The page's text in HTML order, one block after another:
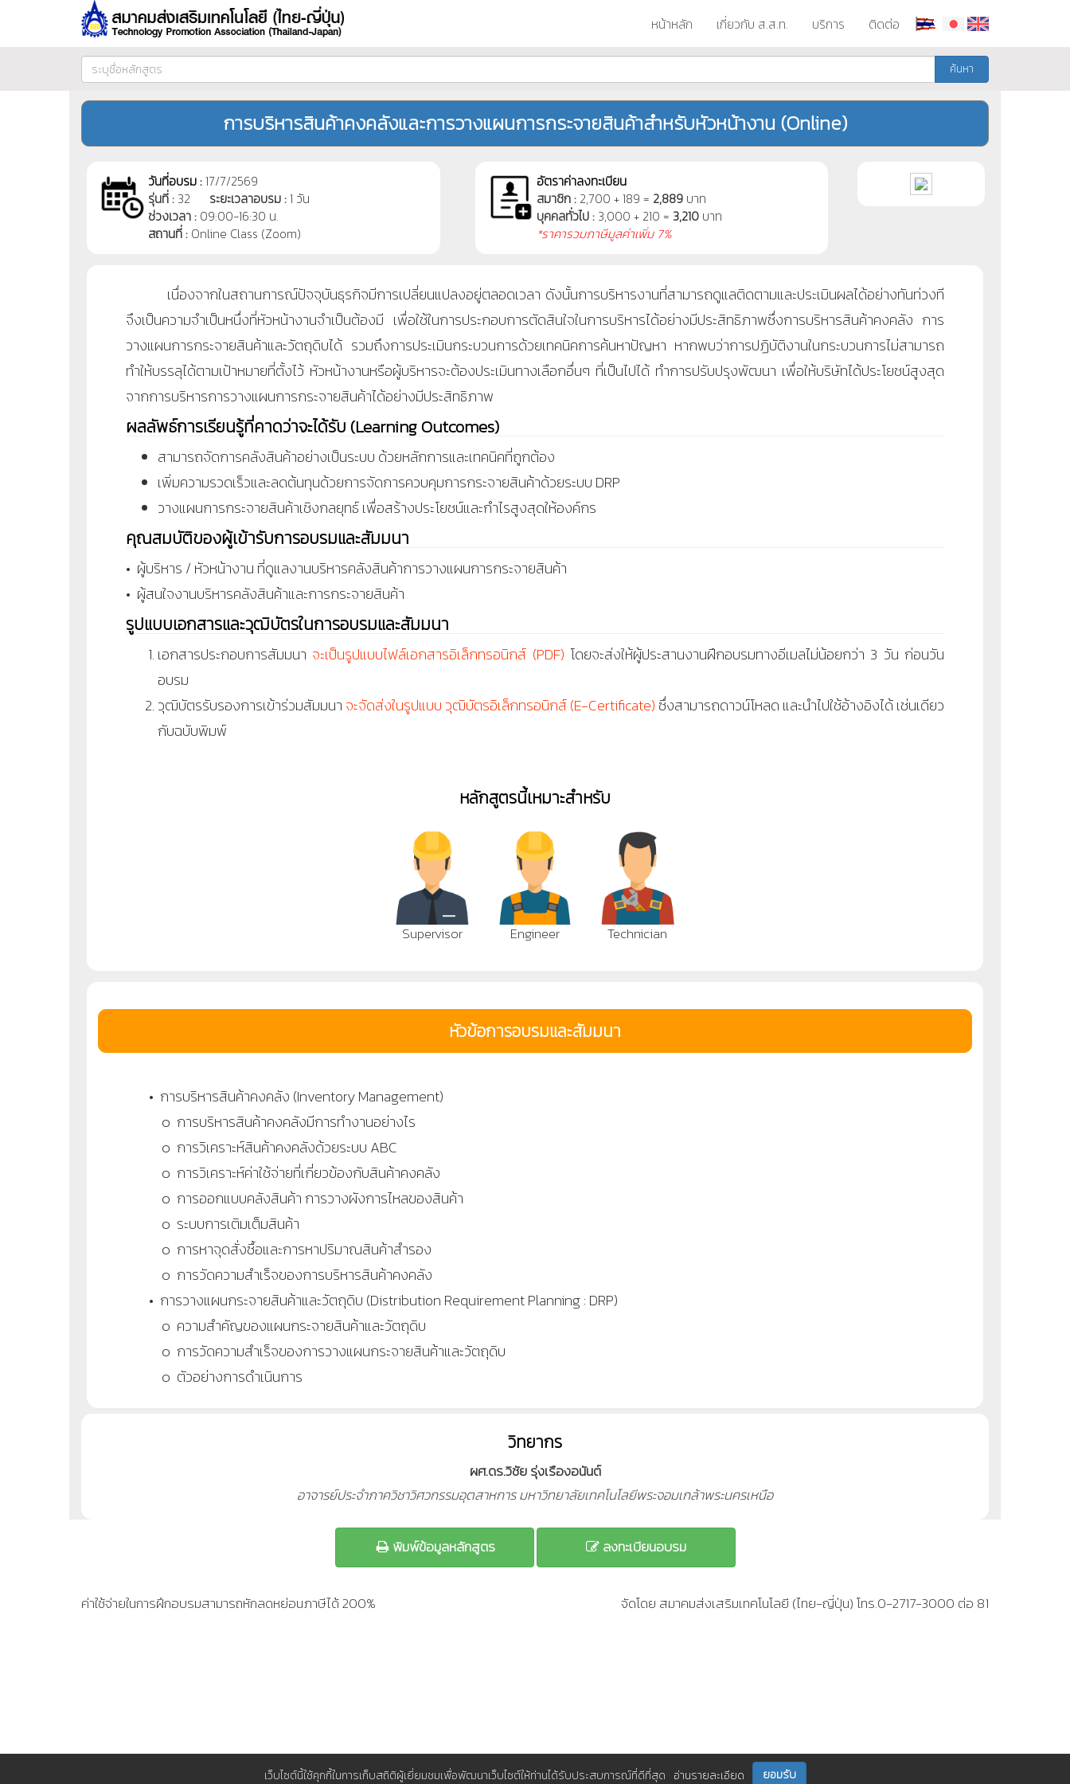
หน้าหลัก เกี่ยวกับ ส.ส.ท. บริการ ติดต่อ
ค้นหา
การบริหารสินค้าคงคลังและการวางแผนการกระจายสินค้าสำหรับหัวหน้างาน (Online)
วันที่อบรม :17/7/2569
รุ่นที่ : 32 ระยะเวลาอบรม :1 วัน
ช่วงเวลา : 09:00-16:30 น.
สถานที่ : Online Class (Zoom)
อัตราค่าลงทะเบียน
สมาชิก :2,700 + 189 = 2,889บาท
บุคคลทั่วไป :3,000 + 210 = 3,210บาท
*ราคารวมภาษีมูลค่าเพิ่ม 7%
เนื่องจากในสถานการณ์ปัจจุบันธุรกิจมีการเปลี่ยนแปลงอยู่ตลอดเวลา ดังนั้นการบริหารงานที่สามารถดูแลติดตามและประเมินผลได้อย่างทันท่วงที
จึงเป็นความจำเป็นหนึ่งที่หัวหน้างานจำเป็นต้องมี เพื่อใช้ในการประกอบการตัดสินใจในการบริหารได้อย่างมีประสิทธิภาพซึ่งการบริหารสินค้าคงคลัง การ
วางแผนการกระจายสินค้าและวัตถุดิบได้ รวมถึงการประเมินกระบวนการด้วยเทคนิคการค้นหาปัญหา หากพบว่าการปฏิบัติงานในกระบวนการไม่สามารถ
ทำให้บรรลุได้ตามเป้าหมายที่ตั้งไว้ หัวหน้างานหรือผู้บริหารจะต้องประเมินทางเลือกอื่นๆ ที่เป็นไปได้ ทำการปรับปรุงพัฒนา เพื่อให้บริษัทได้ประโยชน์สูงสุด
จากการบริหารการวางแผนการกระจายสินค้าได้อย่างมีประสิทธิภาพ
ผลลัพธ์การเรียนรู้ที่คาดว่าจะได้รับ (Learning Outcomes)
สามารถจัดการคลังสินค้าอย่างเป็นระบบ ด้วยหลักการและเทคนิคที่ถูกต้อง
เพิ่มความรวดเร็วและลดต้นทุนด้วยการจัดการควบคุมการกระจายสินค้าด้วยระบบ DRP
วางแผนการกระจายสินค้าเชิงกลยุทธ์ เพื่อสร้างประโยชน์และกำไรสูงสุดให้องค์กร
คุณสมบัติของผู้เข้ารับการอบรมและสัมมนา
• ผู้บริหาร / หัวหน้างาน ที่ดูแลงานบริหารคลังสินค้าการวางแผนการกระจายสินค้า
• ผู้สนใจงานบริหารคลังสินค้าและการกระจายสินค้า
รูปแบบเอกสารและวุฒิบัตรในการอบรมและสัมมนา
เอกสารประกอบการสัมมนา จะเป็นรูปแบบไฟล์เอกสารอิเล็กทรอนิกส์ (PDF) โดยจะส่งให้ผู้ประสานงานฝึกอบรมทางอีเมลไม่น้อยกว่า 3 วัน ก่อนวัน
อบรม
วุฒิบัตรรับรองการเข้าร่วมสัมมนา จะจัดส่งในรูปแบบ วุฒิบัตรอิเล็กทรอนิกส์ (E-Certificate) ซึ่งสามารถดาวน์โหลด และนำไปใช้อ้างอิงได้ เช่นเดียว
กับฉบับพิมพ์
หลักสูตรนี้เหมาะสำหรับ
Supervisor Engineer Technician
หัวข้อการอบรมและสัมมนา
• การบริหารสินค้าคงคลัง (Inventory Management)
๐ การบริหารสินค้าคงคลังมีการทำงานอย่างไร
๐ การวิเคราะห์สินค้าคงคลังด้วยระบบ ABC
๐ การวิเคราะห์ค่าใช้จ่ายที่เกี่ยวข้องกับสินค้าคงคลัง
๐ การออกแบบคลังสินค้า การวางผังการไหลของสินค้า
๐ ระบบการเติมเต็มสินค้า
๐ การหาจุดสั่งซื้อและการหาปริมาณสินค้าสำรอง
๐ การวัดความสำเร็จของการบริหารสินค้าคงคลัง
• การวางแผนกระจายสินค้าและวัตถุดิบ (Distribution Requirement Planning : DRP)
๐ ความสำคัญของแผนกระจายสินค้าและวัตถุดิบ
๐ การวัดความสำเร็จของการวางแผนกระจายสินค้าและวัตถุดิบ
๐ ตัวอย่างการดำเนินการ
วิทยากร
ผศ.ดร.วิชัย รุ่งเรืองอนันต์
อาจารย์ประจำภาควิชาวิศวกรรมอุตสาหการ มหาวิทยาลัยเทคโนโลยีพระจอมเกล้าพระนครเหนือ
พิมพ์ข้อมูลหลักสูตร ลงทะเบียนอบรม
ค่าใช้จ่ายในการฝึกอบรมสามารถหักลดหย่อนภาษีได้ 200% จัดโดย สมาคมส่งเสริมเทคโนโลยี (ไทย-ญี่ปุ่น) โทร.0-2717-3000 ต่อ 81
เว็บไซต์นี้ใช้คุกกี้ในการเก็บสถิติผู้เยี่ยมชมเพื่อพัฒนาเว็บไซต์ให้ท่านได้รับประสบการณ์ที่ดีที่สุด อ่านรายละเอียด ยอมรับ